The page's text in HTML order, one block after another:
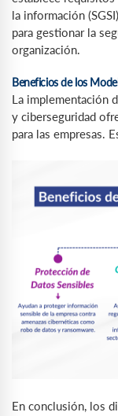
la información
para gestionar la
organización.
Beneficios de los
La implementación
y ciberseguridad
para las empresas.
En conclusión, los